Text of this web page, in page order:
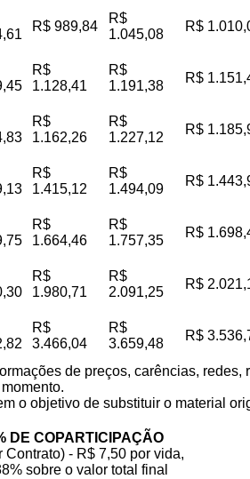
R$ 989,84
R$
1.045,08
R$
R$
1.128,41
R$
1.191,38
R$
R$
1.162,26
R$
1.227,12
R$
R$
1.415,12
R$
1.494,09
R$
R$
1.664,46
R$
1.757,35
R$
R$
1.980,71
R$
2.091,25
R$
R$
3.466,04
R$
3.659,48
R$
de preços, carências,
o objetivo de substituir o material
DE COPARTICIPAÇÃO
Contrato) - R$ 7,50 por vida,
sobre o valor total final